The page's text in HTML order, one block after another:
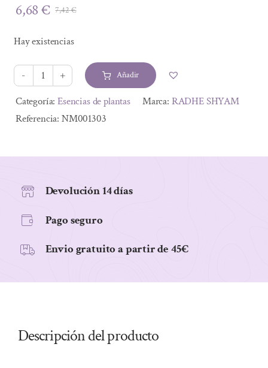
7,42€El
era:
7,42 €.
6,68€
El
es:
6,68 €.
Hay existencias
ESENCIA
DE
PATCHOULI
Añadir
Alternative:
Categoría:Esencias de plantas Marca: RADHE SHYAM
Referencia: NM001303
Devolución 14 días
Pago seguro
Envio gratuito a partir de 45€
Descripción del producto